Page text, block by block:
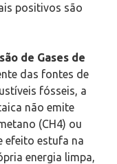
positivos são
de Gases de
das fontes de
fósseis, a
não emite
(CH4) ou
efeito estufa na
energia limpa,